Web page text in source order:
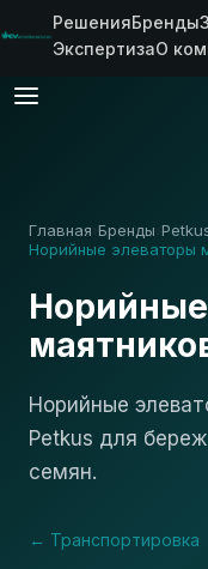
РешенияБренды
ЭкспертизаО
Главная› Бренды
Норийные элеваторы
Норийные
Petkus для
семян.
← Транспортировка